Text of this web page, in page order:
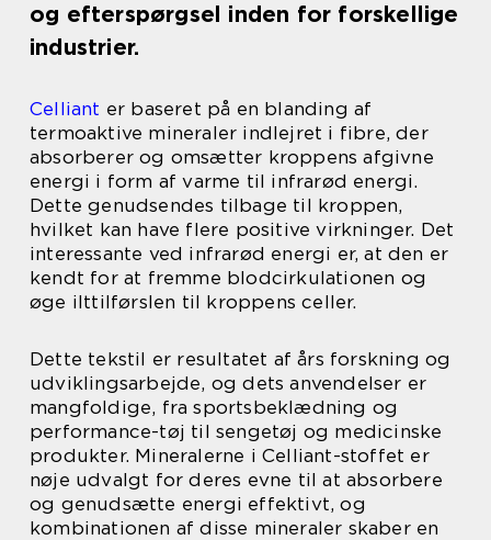
og efterspørgsel inden for forskellige
industrier.
Celliant er baseret på en blanding af
termoaktive mineraler indlejret i fibre, der
absorberer og omsætter kroppens afgivne
energi i form af varme til infrarød energi.
Dette genudsendes tilbage til kroppen,
hvilket kan have flere positive virkninger. Det
interessante ved infrarød energi er, at den er
kendt for at fremme blodcirkulationen og
øge ilttilførslen til kroppens celler.
Dette tekstil er resultatet af års forskning og
udviklingsarbejde, og dets anvendelser er
mangfoldige, fra sportsbeklædning og
performance-tøj til sengetøj og medicinske
produkter. Mineralerne i Celliant-stoffet er
nøje udvalgt for deres evne til at absorbere
og genudsætte energi effektivt, og
kombinationen af disse mineraler skaber en